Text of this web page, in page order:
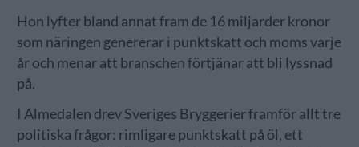
Hon lyfter bland annat fram de 16 miljarder kronor
som näringen genererar i punktskatt och moms varje
år och menar att branschen förtjänar att bli lyssnad
på.
I Almedalen drev Sveriges Bryggerier framför allt tre
politiska frågor: rimligare punktskatt på öl, ett